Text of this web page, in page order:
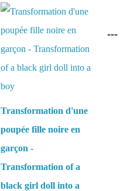
Transformation d'une
poupée fille noire en
garçon -
Transformation of a
black girl doll into a
---